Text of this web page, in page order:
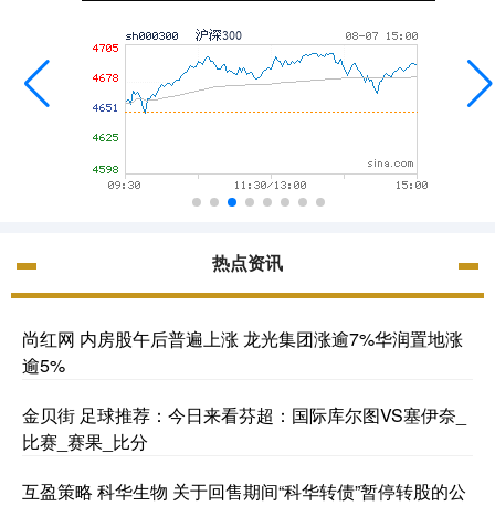
热点资讯
尚红网 内房股午后普遍上涨 龙光集团涨逾7%华润置地涨
逾5%
金贝街 足球推荐：今日来看芬超：国际库尔图VS塞伊奈_
比赛_赛果_比分
互盈策略 科华生物 关于回售期间“科华转债”暂停转股的公